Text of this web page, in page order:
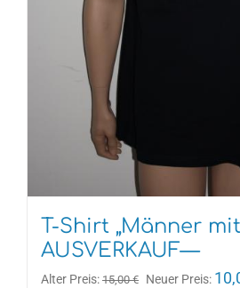
T-Shirt „Männer
AUSVERKAUF—
Alter Preis: 15,00€ Ursprünglicher
Neuer Preis: